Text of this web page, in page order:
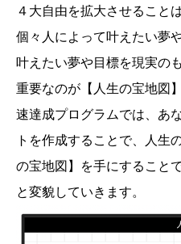
４大自由を拡大させること
個々人によって叶えたい夢
叶えたい夢や目標を現実の
重要なのが【人生の宝地図
速達成プログラムでは、あ
トを作成することで、人生
の宝地図】を手にすること
と変貌していきます。